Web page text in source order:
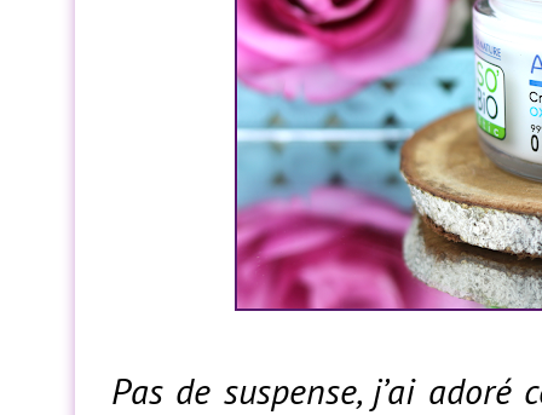
Pas de suspense, j’ai